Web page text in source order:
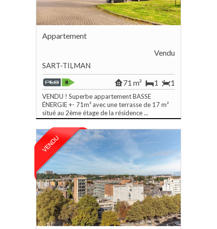
Appartement
Vendu
SART-TILMAN
1
1
71 m²
VENDU ! Superbe appartement BASSE
ÉNERGIE +- 71m² avec une terrasse de 17 m²
situé au 2ème étage de la résidence ...